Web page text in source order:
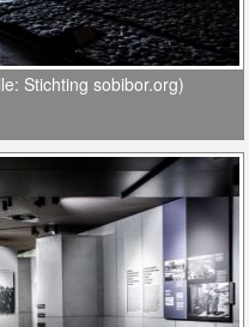
Stichting sobibor.org)